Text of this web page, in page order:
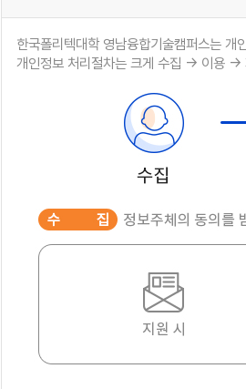
한국폴리텍대학 영남융합기술캠퍼스는 개
개인정보 처리절차는 크게 수집 → 이용 →